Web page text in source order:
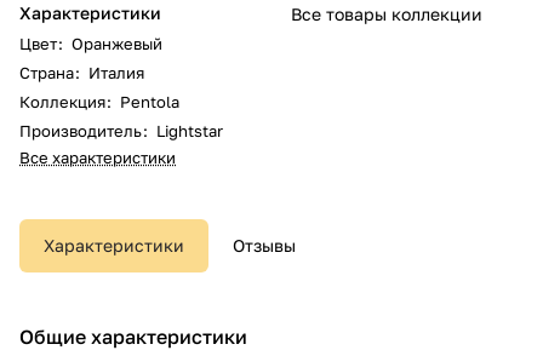
Характеристики
Цвет: Оранжевый
Страна: Италия
Коллекция: Pentola
Производитель: Lightstar
Все характеристики
Все товары коллекции
Характеристики Отзывы
Общие характеристики